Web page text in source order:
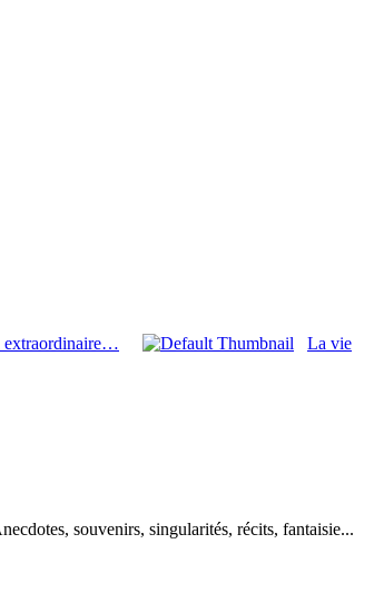
extraordinaire…
La vie
souvenirs, singularités, récits, fantaisie...